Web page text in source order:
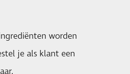
worden
je als klant een